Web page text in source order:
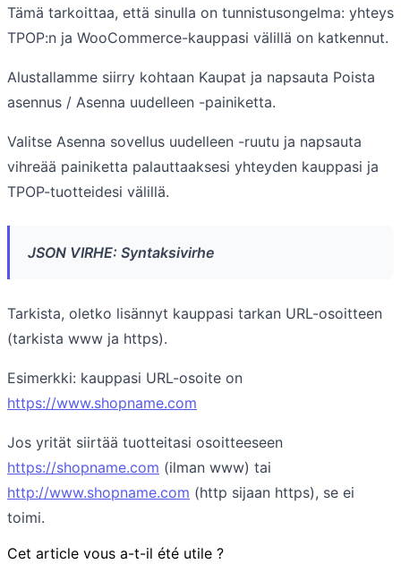
Tämä tarkoittaa, että sinulla on tunnistusongelma: yhteys
TPOP:n ja WooCommerce-kauppasi välillä on katkennut.
Alustallamme siirry kohtaan Kaupat ja napsauta Poista
asennus / Asenna uudelleen -painiketta.
Valitse Asenna sovellus uudelleen -ruutu ja napsauta
vihreää painiketta palauttaaksesi yhteyden kauppasi ja
TPOP-tuotteidesi välillä.
JSON VIRHE: Syntaksivirhe
Tarkista, oletko lisännyt kauppasi tarkan URL-osoitteen
(tarkista www ja https).
Esimerkki: kauppasi URL-osoite on
https://www.shopname.com
Jos yrität siirtää tuotteitasi osoitteeseen
https://shopname.com (ilman www) tai
http://www.shopname.com (http sijaan https), se ei
toimi.
Cet article vous a-t-il été utile ?